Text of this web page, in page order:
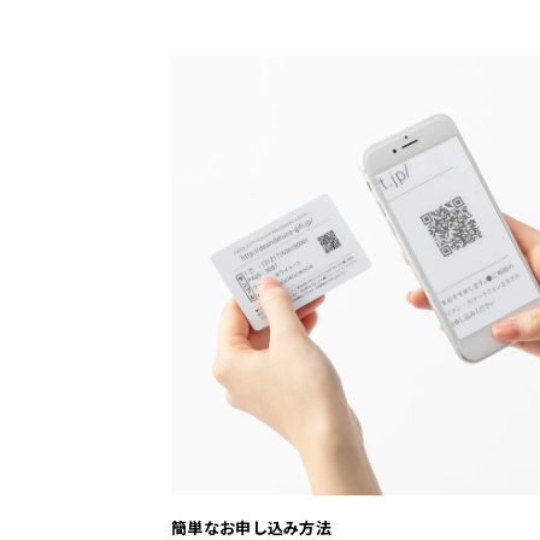
簡単なお申し込み方法